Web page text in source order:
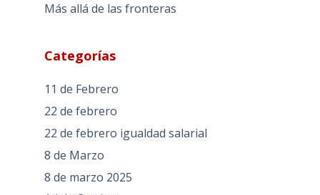
Más allá de las fronteras
Categorías
11 de Febrero
22 de febrero
22 de febrero igualdad salarial
8 de Marzo
8 de marzo 2025